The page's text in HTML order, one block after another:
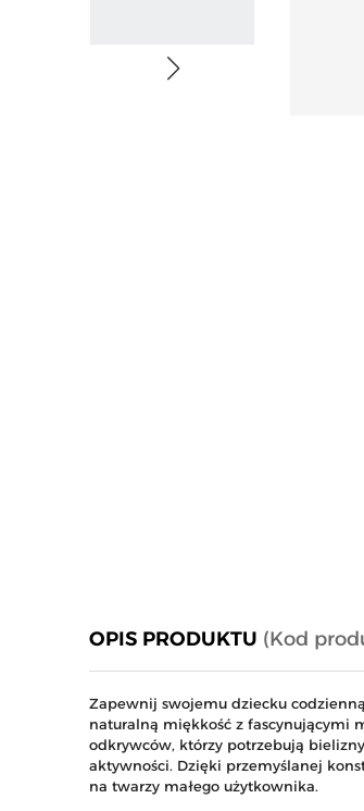
OPIS PRODUKTU (Kod
Zapewnij swojemu dziecku
naturalną miękkość z fascynującymi
odkrywców, którzy potrzebują
aktywności. Dzięki przemyślanej
na twarzy małego użytkownika.